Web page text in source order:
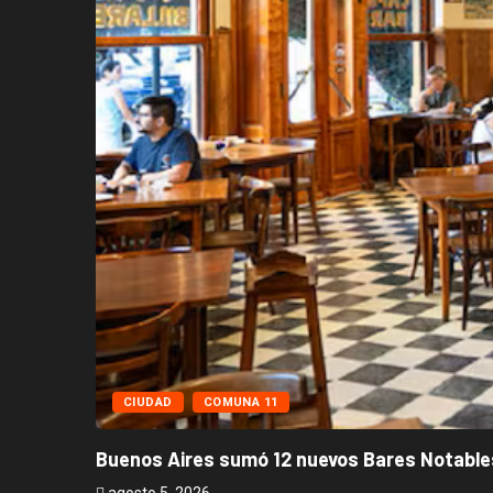
CIUDAD COMUNA 11
Buenos Aires sumó 12 nuevos Bares